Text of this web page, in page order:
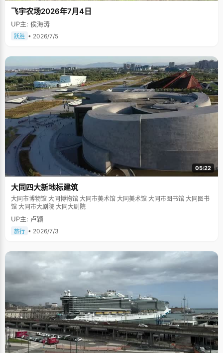
飞宇农场2026年7月4日
UP主: 侯海涛
跃胜 • 2026/7/5
05:22
大同四大新地标建筑
大同市博物馆 大同博物馆 大同市美术馆 大同美术馆 大同市图书馆 大同图书
馆 大同市大剧院 大同大剧院
UP主: 卢颖
旅行 • 2026/7/3